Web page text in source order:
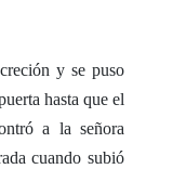
y se puso
hasta que el
a la señora
cuando subió